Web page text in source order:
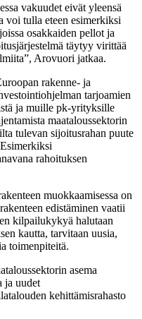
vakuudet eivät yleensä
voi tulla eteen esimerkiksi
osakkaiden pellot ja
täytyy virittää
Arovuori jatkaa.
rakenne- ja
tarjoamien
ja muille pk-yrityksille
maataloussektorin
tulevan sijoitusrahan puute
rahoituksen
muokkaamisessa on
edistäminen vaatii
kilpailukykyä halutaan
kautta, tarvitaan uusia,
toimenpiteitä.
asema
ja uudet
kehittämisrahasto